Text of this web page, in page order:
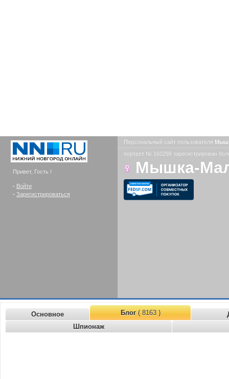
Привет, Гость !
- Войти
- Зарегистрироваться
Персональный сайт пользователя
портрет № 160298 зарегистрирован
Мышка-
Основное Блог( 8163 )
Шпионаж